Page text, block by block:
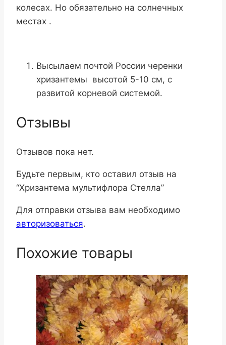
колесах. Но обязательно на солнечных
местах .
Высылаем почтой России черенки
хризантемы высотой 5-10 см, с
развитой корневой системой.
Отзывы
Отзывов пока нет.
Будьте первым, кто оставил отзыв на
“Хризантема мультифлора Стелла”
Для отправки отзыва вам необходимо
авторизоваться.
Похожие товары